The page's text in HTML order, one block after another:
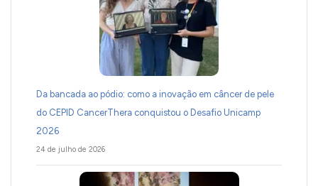
Da bancada ao pódio: como a inovação em câncer de pele
do CEPID CancerThera conquistou o Desafio Unicamp
2026
24 de julho de 2026